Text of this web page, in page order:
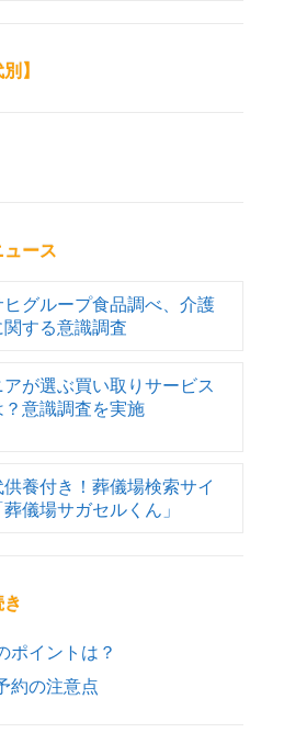
】
ース
ヒグループ食品調べ、介護
関する意識調査
アが選ぶ買い取りサービス
？意識調査を実施
供養付き！葬儀場検索サイ
葬儀場サガセルくん」
ポイントは？
約の注意点